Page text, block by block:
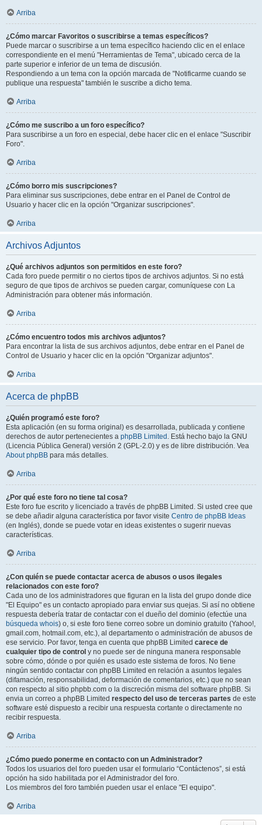
Arriba
¿Cómo marcar Favoritos o suscribirse a temas específicos?
Puede marcar o suscribirse a un tema específico haciendo clic en el enlace
correspondiente en el menú "Herramientas de Tema", ubicado cerca de la
parte superior e inferior de un tema de discusión.
Respondiendo a un tema con la opción marcada de "Notificarme cuando se
publique una respuesta" también le suscribe a dicho tema.
Arriba
¿Cómo me suscribo a un foro específico?
Para suscribirse a un foro en especial, debe hacer clic en el enlace "Suscribir
Foro".
Arriba
¿Cómo borro mis suscripciones?
Para eliminar sus suscripciones, debe entrar en el Panel de Control de
Usuario y hacer clic en la opción "Organizar suscripciones".
Arriba
Archivos Adjuntos
¿Qué archivos adjuntos son permitidos en este foro?
Cada foro puede permitir o no ciertos tipos de archivos adjuntos. Si no está
seguro de que tipos de archivos se pueden cargar, comuníquese con La
Administración para obtener más información.
Arriba
¿Cómo encuentro todos mis archivos adjuntos?
Para encontrar la lista de sus archivos adjuntos, debe entrar en el Panel de
Control de Usuario y hacer clic en la opción "Organizar adjuntos".
Arriba
Acerca de phpBB
¿Quién programó este foro?
Esta aplicación (en su forma original) es desarrollada, publicada y contiene
derechos de autor pertenecientes a phpBB Limited . Está hecho bajo la GNU
(Licencia Pública General) versión 2 (GPL-2.0) y es de libre distribución. Vea
About phpBB para más detalles.
Arriba
¿Por qué este foro no tiene tal cosa?
Este foro fue escrito y licenciado a través de phpBB Limited. Si usted cree que
se debe añadir alguna característica por favor visite Centro de phpBB Ideas
(en Inglés), donde se puede votar en ideas existentes o sugerir nuevas
características.
Arriba
¿Con quién se puede contactar acerca de abusos o usos ilegales
relacionados con este foro?
Cada uno de los administradores que figuran en la lista del grupo donde dice
"El Equipo" es un contacto apropiado para enviar sus quejas. Si así no obtiene
respuesta debería tratar de contactar con el dueño del dominio (efectúe una
búsqueda whois) o, si este foro tiene correo sobre un dominio gratuito (Yahoo!,
gmail.com, hotmail.com, etc.), al departamento o administración de abusos de
ese servicio. Por favor, tenga en cuenta que phpBB Limited carece de
cualquier tipo de control y no puede ser de ninguna manera responsable
sobre cómo, dónde o por quién es usado este sistema de foros. No tiene
ningún sentido contactar con phpBB Limited en relación a asuntos legales
(difamación, responsabilidad, deformación de comentarios, etc.) que no sean
con respecto al sitio phpbb.com o la discreción misma del software phpBB. Si
envia un correo a phpBB Limited respecto del uso de terceras partes de este
software esté dispuesto a recibir una respuesta cortante o directamente no
recibir respuesta.
Arriba
¿Cómo puedo ponerme en contacto con un Administrador?
Todos los usuarios del foro pueden usar el formulario “Contáctenos”, si está
opción ha sido habilitada por el Administrador del foro.
Los miembros del foro también pueden usar el enlace "El equipo".
Arriba